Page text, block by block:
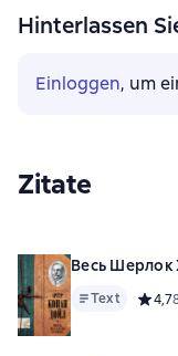
Hinterlassen
Einloggen, um
Zitate
Весь Шерлок
Text 4,7